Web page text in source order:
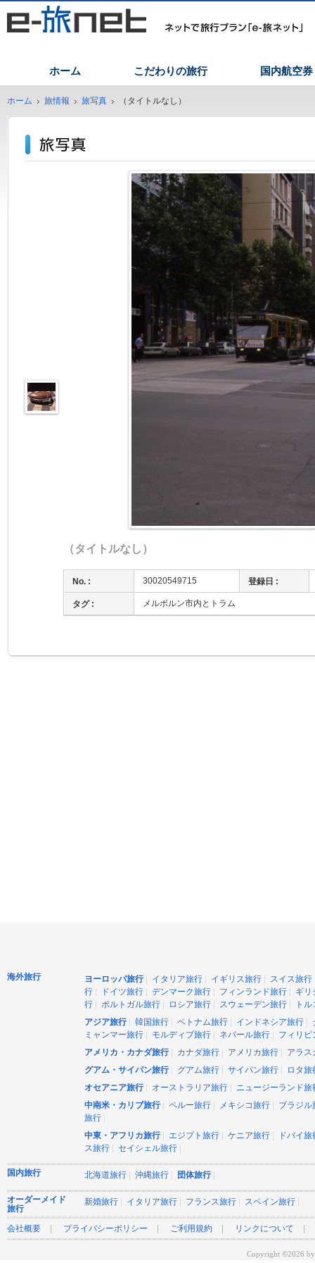
ホーム こだわりの旅行 国内航空券
ホーム 旅情報 旅写真 （タイトルなし）
（タイトルなし）
No. : 30020549715 登録日 :
タグ : メルボルン市内とトラム
海外旅行 ヨーロッパ旅行| イタリア旅行 | イギリス旅行 | スイス旅行
行 | ドイツ旅行 | デンマーク旅行 | フィンランド旅行 |
ギリ
行 | ポルトガル旅行 | ロシア旅行 | スウェーデン旅行 |
ト
アジア旅行| 韓国旅行 | ベトナム旅行 | インドネシア旅行 |
ミャンマー旅行 | モルディブ旅行 | ネパール旅行 |
フィリピ
アメリカ・カナダ旅行| カナダ旅行 | アメリカ旅行 |
アラス
グアム・サイパン旅行| グアム旅行 | サイパン旅行 |
ロタ旅
オセアニア旅行| オーストラリア旅行 |
ニュージーランド旅
中南米・カリブ旅行| ペルー旅行 | メキシコ旅行 |
ブラジル
旅行 |
中東・アフリカ旅行| エジプト旅行 | ケニア旅行 |
ドバイ旅
ス旅行 | セイシェル旅行 |
国内旅行 北海道旅行 | 沖縄旅行 | 団体旅行|
オーダーメイド
旅行
新婚旅行 | イタリア旅行 | フランス旅行 | スペイン旅行 |
会社概要 | プライバシーポリシー | ご利用規約 | リンクについて
Copyright ©2026 by